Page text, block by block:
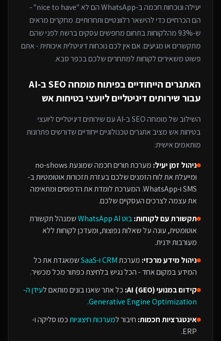
יעילה ונוכחות חכמה ב-WhatsApp הם לא "nice to have" -
הם הכרחיים כדי להישאר רלוונטיים ותחרותיים. מחקרים מראים
ש-93% מהלקוחות בתחום מחפשים עסקים ברשת לפני שהם
מתקשרים או מגיעים. אם אין לכם נוכחות דיגיטלית איכותית - אתם
פשוט משאירים לקוחות למתחריםשלכם בכפר סבא.
האתגרים הייחודיים בפיתוח מומחה SEO ב-AI
עבור שירותים דיגיטליים ליועצי בטיחות אש
השילוב שלמומחה SEO ב-AI עםשירותים דיגיטליים ליועצי
בטיחות אש מציב אתגרים טכנולוגיים ייחודיים שדורשים פתרונות
מותאמים אישית:
ניהול זמן יעיל:
מערכת תורים חכמה שמונעת no-shows
ומייעלת את לוח הזמנים שלכם בעזרת תזכורות אוטומטיות ב-
SMS ו-WhatsApp. המערכת לומדת את הדפוסים ומתאימה
את עצמה לצרכים העסקיים שלכם.
תקשורת עם לקוחות:בוט WhatsApp AI
שמנהל תקשורת
אוטומטית, עונה על שאלות נפוצות, ומעדכן לקוחות ללא
מעורבות ידנית.
ניהול מידע מרכזי: מערכתCRM ו-SaaS
שמאגדת את כל
המידע במקום אחד - הכל נגיש בלחיצת כפתור מכל מכשיר.
קידום במנועי AI (GEO):
כל אתר שאנו בונים מותאם לעידן ה-
Generative Engine Optimization
.
אינטגרציות חכמות: חיבור למערכות חיצוניותכמו סליקה ו-
ERP.